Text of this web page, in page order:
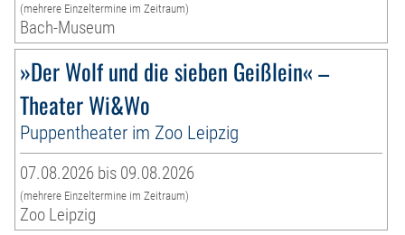
(mehrere Einzeltermine im Zeitraum)
Bach-Museum
»Der Wolf und die sieben Geißlein« –
Theater Wi&Wo
Puppentheater im Zoo Leipzig
07.08.2026 bis 09.08.2026
(mehrere Einzeltermine im Zeitraum)
Zoo Leipzig